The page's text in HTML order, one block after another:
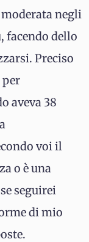
negli
facendo dello
Preciso
per
aveva 38
voi il
o è una
seguirei
di mio